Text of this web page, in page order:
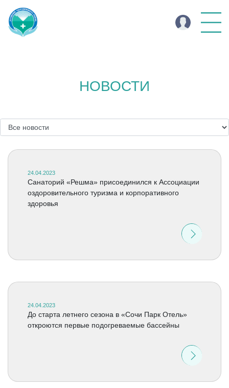
НОВОСТИ
24.04.2023
Санаторий «Решма» присоединился к Ассоциации
оздоровительного туризма и корпоративного
здоровья
24.04.2023
До старта летнего сезона в «Сочи Парк Отель»
откроются первые подогреваемые бассейны